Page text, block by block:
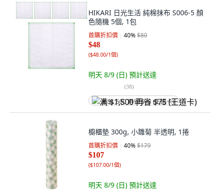
HIKARI 日光生活 純棉抹布 S006-5 顏
色隨機 5個, 1包
首購折扣價 40%$80
$48
($48.00/1個)
明天 8/9 (日) 預計送達
(38)
满 $1,500 再省 $75 (王道卡)
櫥櫃墊 300g, 小雛菊 半透明, 1捲
首購折扣價 40%$179
$107
($107.00/1個)
明天 8/9 (日) 預計送達